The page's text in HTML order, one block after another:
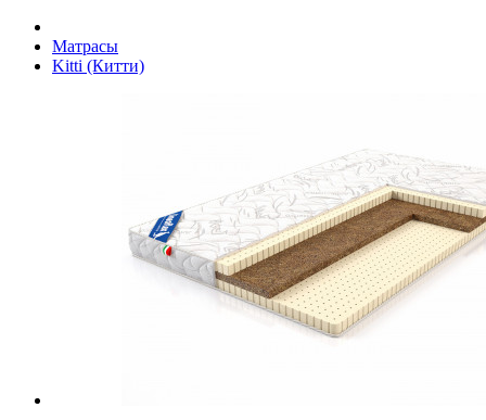
Матрасы
Kitti (Китти)